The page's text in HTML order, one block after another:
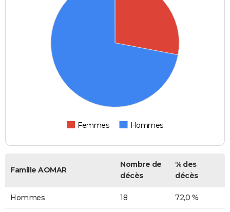
Femmes Hommes
Famille AOMAR
Nombre de
décès
% des
décès
Hommes 18 72,0 %